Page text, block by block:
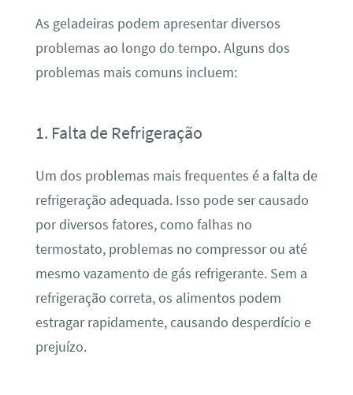
As geladeiras podem apresentar diversos
problemas ao longo do tempo. Alguns dos
problemas mais comuns incluem:
1. Falta de Refrigeração
Um dos problemas mais frequentes é a falta de
refrigeração adequada. Isso pode ser causado
por diversos fatores, como falhas no
termostato, problemas no compressor ou até
mesmo vazamento de gás refrigerante. Sem a
refrigeração correta, os alimentos podem
estragar rapidamente, causando desperdício e
prejuízo.